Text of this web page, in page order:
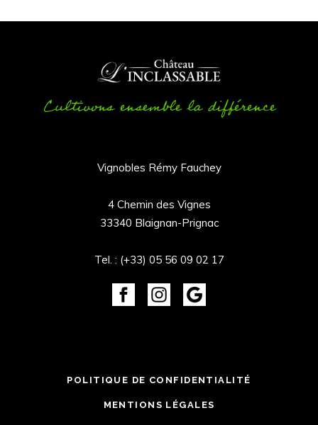
Vignobles Rémy Fauchey
4 Chemin des Vignes
33340 Blaignan-Prignac
Tel. : (+33) 05 56 09 02 17
Cultivons ensemble la différence
POLITIQUE DE CONFIDENTIALITÉ
MENTIONS LÉGALES